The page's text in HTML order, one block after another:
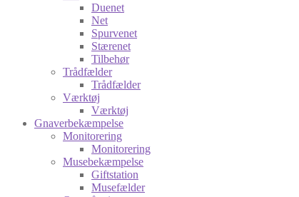
Duenet
Net
Spurvenet
Stærenet
Tilbehør
Trådfælder
Trådfælder
Værktøj
Værktøj
Gnaverbekæmpelse
Monitorering
Monitorering
Musebekæmpelse
Giftstation
Musefælder